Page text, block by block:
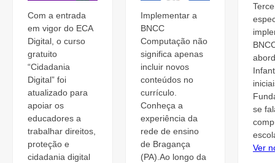
Com a entrada
em vigor do ECA
Digital, o curso
gratuito
“Cidadania
Digital” foi
atualizado para
apoiar os
educadores a
trabalhar direitos,
proteção e
cidadania digital
Implementar a
BNCC
Computação não
significa apenas
incluir novos
conteúdos no
currículo.
Conheça a
experiência da
rede de ensino
de Bragança
(PA).Ao longo da
se
Ver